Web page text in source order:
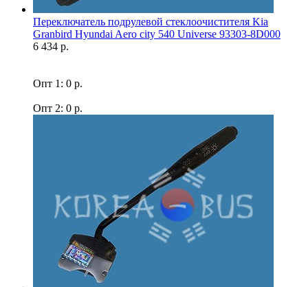
Переключатель подрулевой стеклоочистителя Kia
Granbird Hyundai Aero city 540 Universe 93303-8D000
6 434 р.
Опт 1: 0 р.
Опт 2: 0 р.